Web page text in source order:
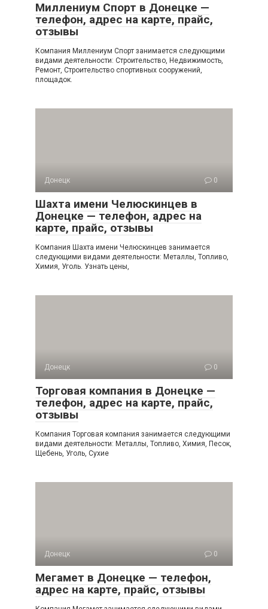
Миллениум Спорт в Донецке —
телефон, адрес на карте, прайс,
отзывы
Компания Миллениум Спорт занимается следующими
видами деятельности: Строительство, Недвижимость,
Ремонт, Строительство спортивных сооружений,
площадок.
Донецк 0
Шахта имени Челюскинцев в
Донецке — телефон, адрес на
карте, прайс, отзывы
Компания Шахта имени Челюскинцев занимается
следующими видами деятельности: Металлы, Топливо,
Химия, Уголь. Узнать цены,
Донецк 0
Торговая компания в Донецке —
телефон, адрес на карте, прайс,
отзывы
Компания Торговая компания занимается следующими
видами деятельности: Металлы, Топливо, Химия, Песок,
Щебень, Уголь, Сухие
Донецк 0
Мегамет в Донецке — телефон,
адрес на карте, прайс, отзывы